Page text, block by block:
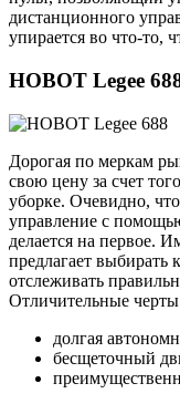
дистанционного
упирается во что-то,
HOBOT Legee
Дорогая по меркам
свою цену за счет
уборке. Очевидно, что
управление с
делается на первое.
предлагает
отслеживать
Отличительные
долгая
бесщеточный